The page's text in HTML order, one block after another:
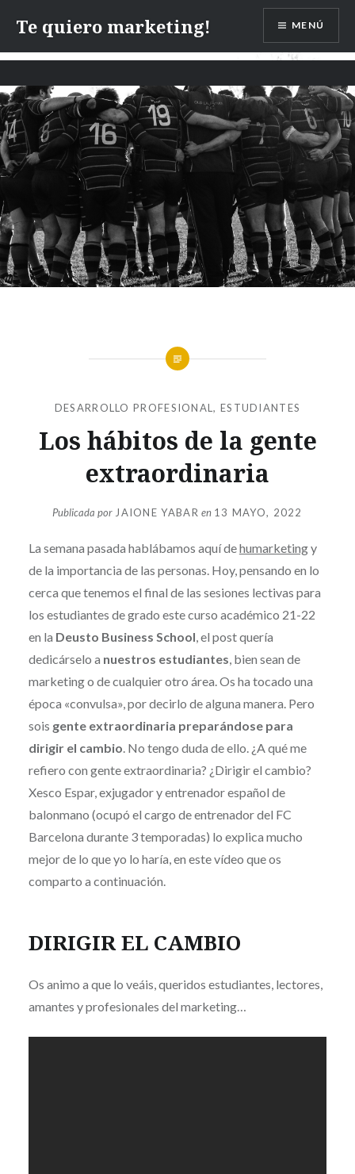
Te quiero marketing! MENÚ
DESARROLLO PROFESIONAL, ESTUDIANTES
Los hábitos de la gente
extraordinaria
Publicada por JAIONE YABAR en 13 MAYO, 2022
La semana pasada hablábamos aquí dehumarketingy
de la importancia de las personas. Hoy, pensando en lo
cerca que tenemos el final de las sesiones lectivas para
los estudiantes de grado este curso académico 21-22
en la Deusto Business School, el post quería
dedicárselo a nuestros estudiantes, bien sean de
marketing o de cualquier otro área. Os ha tocado una
época «convulsa», por decirlo de alguna manera. Pero
sois gente extraordinaria preparándose para
dirigir el cambio. No tengo duda de ello. ¿A qué me
refiero con gente extraordinaria? ¿Dirigir el cambio?
Xesco Espar, exjugador y entrenador español de
balonmano (ocupó el cargo de entrenador del FC
Barcelona durante 3 temporadas) lo explica mucho
mejor de lo que yo lo haría, en este vídeo que os
comparto a continuación.
DIRIGIR EL CAMBIO
Os animo a que lo veáis, queridos estudiantes, lectores,
amantes y profesionales del marketing…